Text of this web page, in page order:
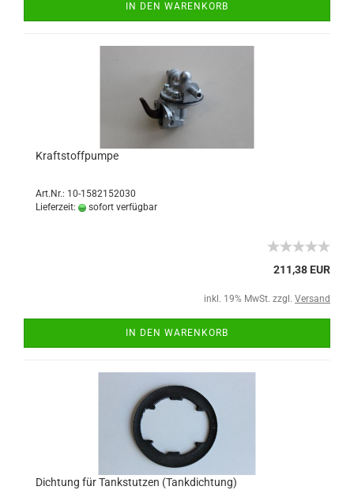
IN DEN WARENKORB
Kraftstoffpumpe
Art.Nr.: 10-1582152030
Lieferzeit:
sofort verfügbar
211,38 EUR
inkl. 19% MwSt. zzgl. Versand
IN DEN WARENKORB
Dichtung für Tankstutzen (Tankdichtung)